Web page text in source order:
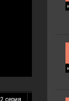
серия